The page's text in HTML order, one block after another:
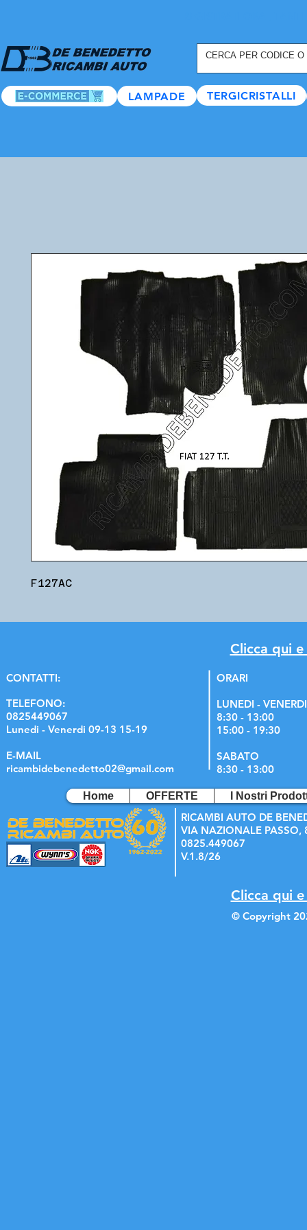
LAMPADE TERGICRISTALLI
F127AC
Clicca qui
CONTATTI:
TELEFONO:
0825449067
Lunedi - Venerdi 09-13 15-19
E-MAIL
ricambidebenedetto02@gmail.com
ORARI
LUNEDI - VENERDI
8:30 - 13:00
15:00 - 19:30
SABATO
8:30 - 13:00
Home OFFERTE I Nostri
RICAMBI AUTO DE
VIA NAZIONALE PASSO,
0825.449067
V.1.8/26
Clicca qui
© Copyright